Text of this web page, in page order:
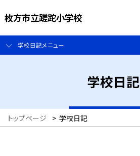
枚方市立蹉跎小学校
学校日記メニュー
学校日記
トップページ > 学校日記